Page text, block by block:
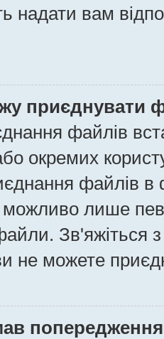
надати вам
приєднувати
файлів
окремих
файлів в
лише
Зв'яжіться
не можете